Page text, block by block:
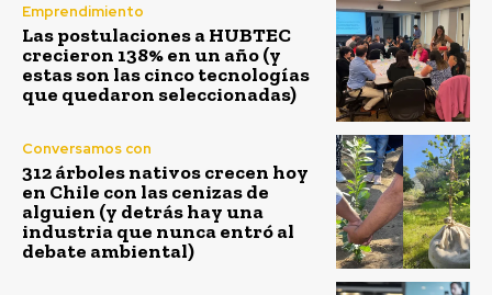
Emprendimiento
Las postulaciones a HUBTEC
crecieron 138% en un año (y
estas son las cinco tecnologías
que quedaron seleccionadas)
Conversamos con
312 árboles nativos crecen hoy
en Chile con las cenizas de
alguien (y detrás hay una
industria que nunca entró al
debate ambiental)